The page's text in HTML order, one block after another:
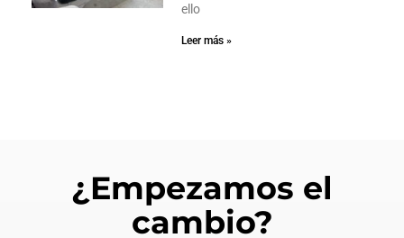
ello
Leer más »
¿Empezamos el
cambio?